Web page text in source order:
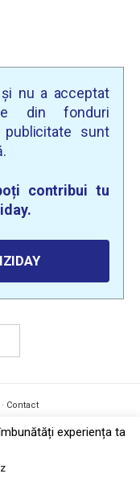
nu a acceptat
din fonduri
publicitate sunt
contribui tu
· Contact
experiența ta